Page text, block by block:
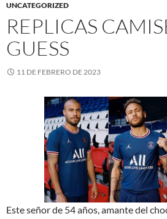
UNCATEGORIZED
REPLICAS
GUESS
11 DE FEBRERO DE 2023
Este señor de 54 años, amante del